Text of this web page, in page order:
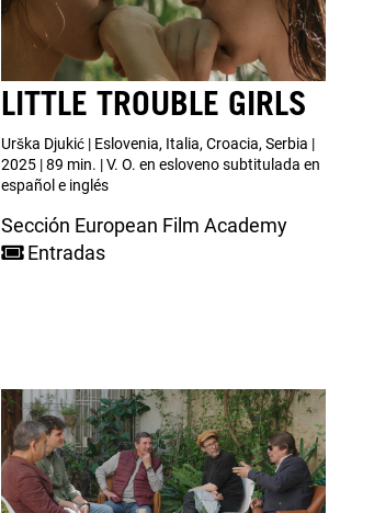
LITTLE TROUBLE GIRLS
Urška Djukić | Eslovenia, Italia, Croacia, Serbia |
2025 | 89 min. | V. O. en esloveno subtitulada en
español e inglés
Sección European Film Academy
Entradas